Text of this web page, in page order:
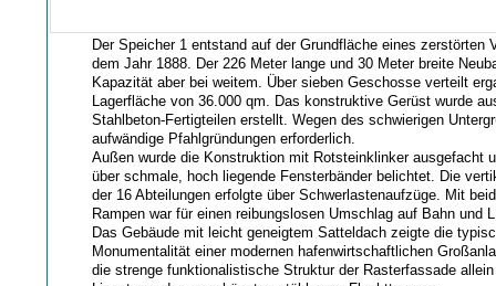
Der Speicher 1 entstand auf der Grundfläche eines zerstörten
dem Jahr 1888. Der 226 Meter lange und 30 Meter breite
Kapazität aber bei weitem. Über sieben Geschosse verteilt
Lagerfläche von 36.000 qm. Das konstruktive Gerüst wurde
Stahlbeton-Fertigteilen erstellt. Wegen des schwierigen
aufwändige Pfahlgründungen erforderlich.
Außen wurde die Konstruktion mit Rotsteinklinker ausgefacht
über schmale, hoch liegende Fensterbänder belichtet. Die
der 16 Abteilungen erfolgte über Schwerlastenaufzüge. Mit
Rampen war für einen reibungslosen Umschlag auf Bahn und
Das Gebäude mit leicht geneigtem Satteldach zeigte die
Monumentalität einer modernen hafenwirtschaftlichen
die strenge funktionalistische Struktur der Rasterfassade